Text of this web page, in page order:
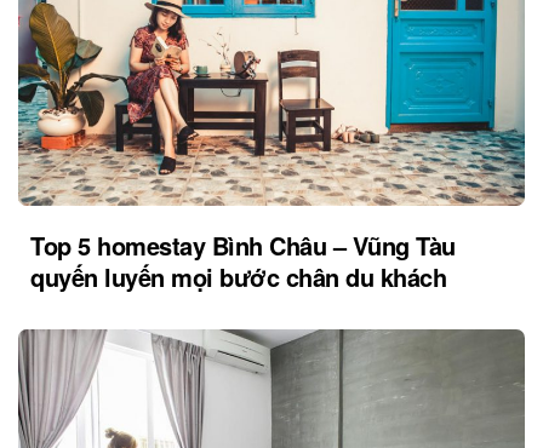
Top 5 homestay Bình Châu – Vũng Tàu
quyến luyến mọi bước chân du khách